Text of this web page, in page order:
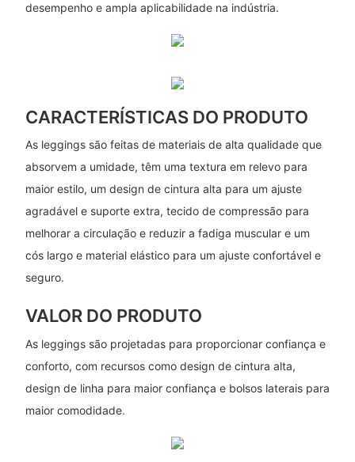
desempenho e ampla aplicabilidade na indústria.
CARACTERÍSTICAS DO PRODUTO
As leggings são feitas de materiais de alta qualidade que
absorvem a umidade, têm uma textura em relevo para
maior estilo, um design de cintura alta para um ajuste
agradável e suporte extra, tecido de compressão para
melhorar a circulação e reduzir a fadiga muscular e um
cós largo e material elástico para um ajuste confortável e
seguro.
VALOR DO PRODUTO
As leggings são projetadas para proporcionar confiança e
conforto, com recursos como design de cintura alta,
design de linha para maior confiança e bolsos laterais para
maior comodidade.